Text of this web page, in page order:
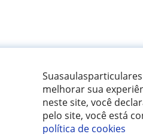
melhorar sua
neste site, você
pelo site, você está
política de cookies
© 2007 - 2026 Suas aulas